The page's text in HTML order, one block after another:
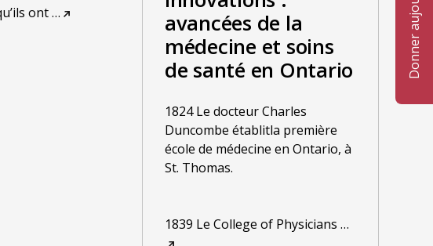
ont…
avancées de la
médecine et soins
de santé en Ontario
1824 Le docteur Charles
Duncombe établitla première
école de médecine en Ontario, à
St. Thomas.
1839 Le College of Physicians …